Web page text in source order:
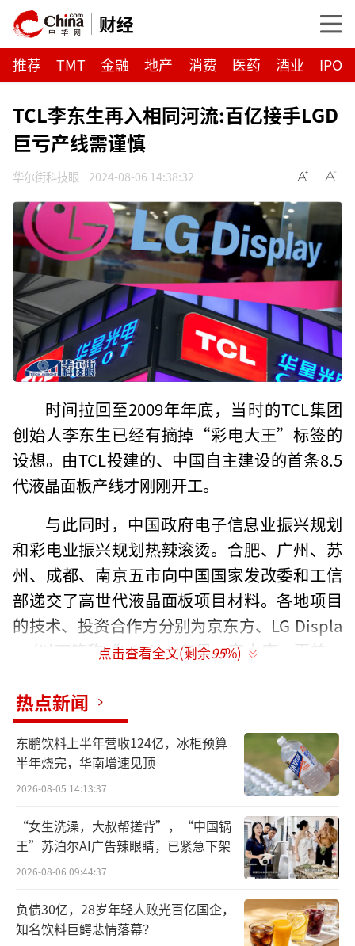
财经
推荐 TMT 金融 地产 消费 医药 酒业 IPO
TCL李东生再入相同河流:百亿接手LGD
巨亏产线需谨慎
华尔街科技眼 2024-08-06 14:38:32
时间拉回至2009年年底，当时的TCL集团
创始人李东生已经有摘掉“彩电大王”标签的
设想。由TCL投建的、中国自主建设的首条8.5
代液晶面板产线才刚刚开工。
与此同时，中国政府电子信息业振兴规划
和彩电业振兴规划热辣滚烫。合肥、广州、苏
州、成都、南京五市向中国国家发改委和工信
部递交了高世代液晶面板项目材料。各地项目
的技术、投资合作方分别为京东方、LG Displa
y（以下简称“LGD")、三星、富士康、夏普。
终仅有2家获批，俗称“5选2”。
按照中国政府的规划，外资的引入必须能
带来更先进的技术，‌对中国市场的技术有赋能
作用。‌5条备选线之间的竞争激烈异常。
一直到2010年12月1日，在国家发改委近
一年的遴选之后，高世代液晶面板产线“5进
2”结果才公之于众。三星、LG分别位于国内苏
州和广州的合资高世代线项目已正式拿到发改
委批文。
点击查看全文(剩余95%)
热点新闻
东鹏饮料上半年营收124亿，冰柜预算
半年烧完，华南增速见顶
2026-08-05 14:13:37
“女生洗澡，大叔帮搓背”，“中国锅
王”苏泊尔AI广告辣眼睛，已紧急下架
2026-08-06 09:44:37
负债30亿，28岁年轻人败光百亿国企，
知名饮料巨鳄悲情落幕？